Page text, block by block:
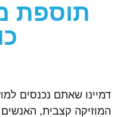
תוספת
דמיינו שאתם נכנסים
המוזיקה קצבית, האנשים